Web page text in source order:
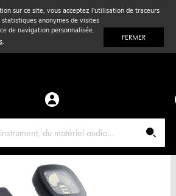
sur ce site, vous acceptez l'utilisation de traceurs
anonymes de visites
de navigation personnalisée.
. FERMER